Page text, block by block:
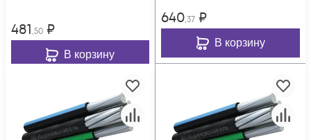
481,50 ₽
В корзину
640,37 ₽
В корзину